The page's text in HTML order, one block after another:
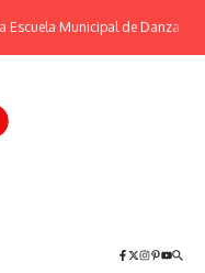
Municipal de Danzas “El